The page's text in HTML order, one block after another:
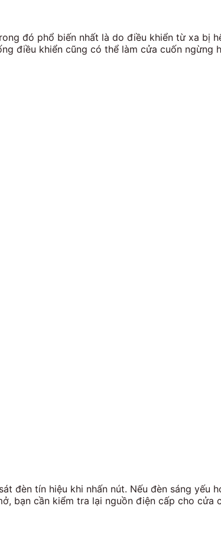
đó phổ biến nhất là do điều khiển từ xa bị
điều khiển cũng có thể làm cửa cuốn ngừng
đèn tín hiệu khi nhấn nút. Nếu đèn sáng
bạn cần kiểm tra lại nguồn điện cấp cho